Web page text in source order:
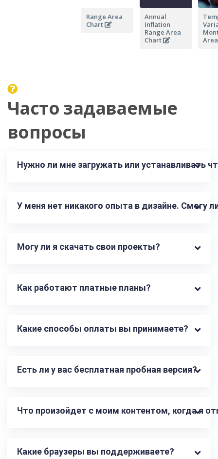
Range Area
Chart
Annual
Inflation
Range Area
Chart
Часто задаваемые
вопросы
Нужно ли мне загружать или устанавливать
У меня нет никакого опыта в дизайне. Смогу
Могу ли я скачать свои проекты?
Как работают платные планы?
Какие способы оплаты вы принимаете?
Есть ли у вас бесплатная пробная версия?
Что произойдет с моим контентом, когда я
Какие браузеры вы поддерживаете?